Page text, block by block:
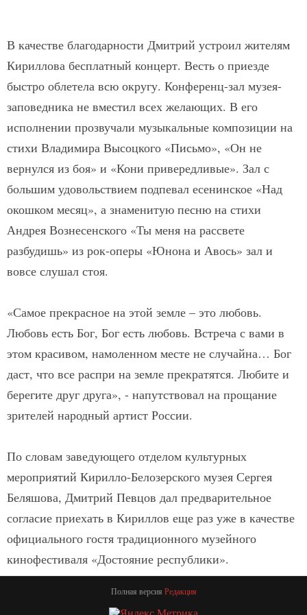
В качестве благодарности Дмитрий устроил жителям
Кириллова бесплатный концерт. Весть о приезде
быстро облетела всю округу. Конференц-зал музея-
заповедника не вместил всех желающих. В его
исполнении прозвучали музыкальные композиции на
стихи Владимира Высоцкого «Письмо», «Он не
вернулся из боя» и «Кони привередливые». Зал с
большим удовольствием подпевал есенинское «Над
окошком месяц», а знаменитую песню на стихи
Андрея Вознесенского «Ты меня на рассвете
разбудишь» из рок-оперы «Юнона и Авось» зал и
вовсе слушал стоя.
«Самое прекрасное на этой земле – это любовь.
Любовь есть Бог, Бог есть любовь. Встреча с вами в
этом красивом, намоленном месте не случайна… Бог
даст, что все распри на земле прекратятся. Любите и
берегите друг друга», - напутствовал на прощание
зрителей народный артист России.
По словам заведующего отделом культурных
мероприятий Кирилло-Белозерского музея Сергея
Беляшова, Дмитрий Певцов дал предварительное
согласие приехать в Кириллов еще раз уже в качестве
официального гостя традиционного музейного
кинофестиваля «Достояние республики».
Полная версия Редакция